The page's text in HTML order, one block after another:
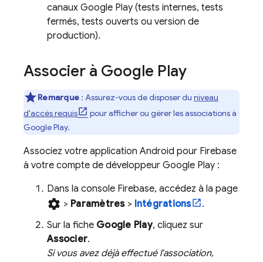
canaux Google Play (tests internes, tests
fermés, tests ouverts ou version de
production).
Associer à Google Play
Remarque : Assurez-vous de disposer du niveau
d'accès requis
pour afficher ou gérer les associations à
Google Play.
Associez votre application Android pour Firebase
à votre compte de développeur Google Play :
Dans la console Firebase, accédez à la page
settings > Paramètres> Intégrations
.
Sur la fiche Google Play, cliquez sur
Associer.
Si vous avez déjà effectué l'association,